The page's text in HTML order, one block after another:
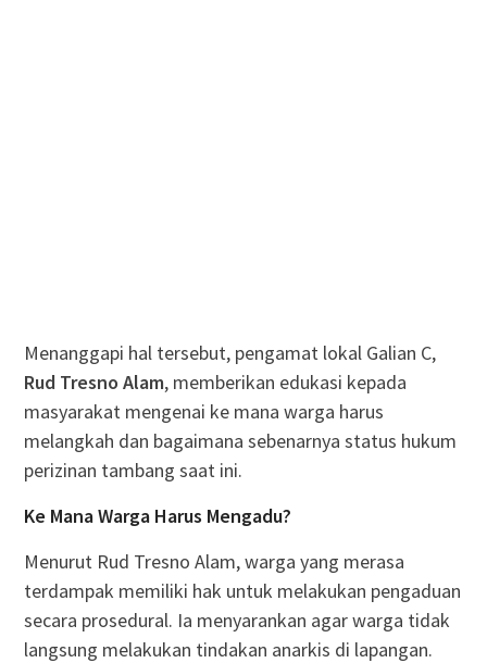
Menanggapi hal tersebut, pengamat lokal Galian C,
Rud Tresno Alam, memberikan edukasi kepada
masyarakat mengenai ke mana warga harus
melangkah dan bagaimana sebenarnya status hukum
perizinan tambang saat ini.
Ke Mana Warga Harus Mengadu?
Menurut Rud Tresno Alam, warga yang merasa
terdampak memiliki hak untuk melakukan pengaduan
secara prosedural. Ia menyarankan agar warga tidak
langsung melakukan tindakan anarkis di lapangan.